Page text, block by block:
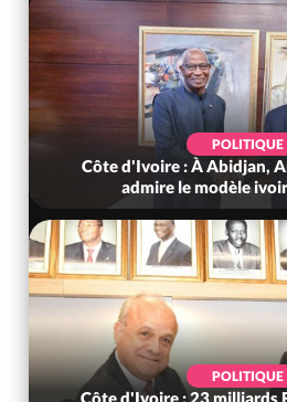
POLITIQUE
Côte d'Ivoire : À Abidjan,
admire le modèle
POLITIQUE
Côte d'Ivoire : 23 milliards